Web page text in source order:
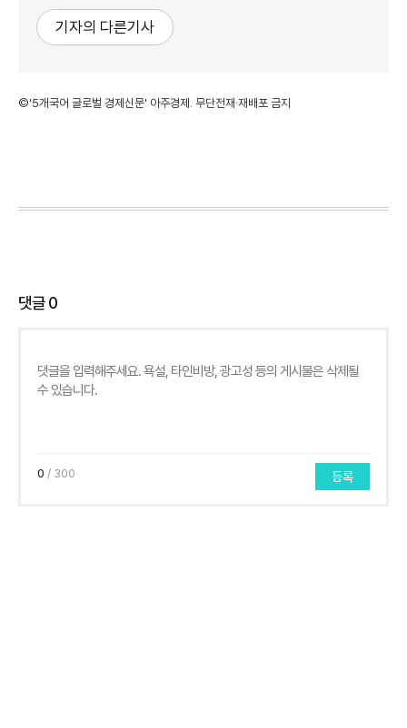
기자의 다른기사
©'5개국어 글로벌 경제신문' 아주경제. 무단전재·재배포 금지
댓글0
0 / 300 등록